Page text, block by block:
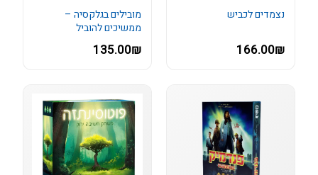
נצמדים לכביש
166.00₪
מובילים בגלקסיה –
ממשיכים להוביל
135.00₪